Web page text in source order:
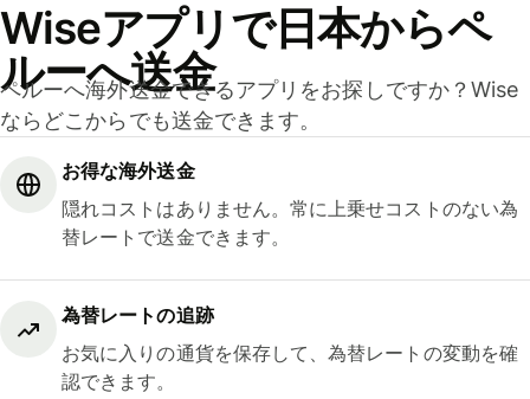
Wiseアプリで日本からペ
ルーへ送金
ペルーへ海外送金できるアプリをお探しですか？Wise
ならどこからでも送金できます。
お得な海外送金
隠れコストはありません。常に上乗せコストのない為
替レートで送金できます。
為替レートの追跡
お気に入りの通貨を保存して、為替レートの変動を確
認できます。